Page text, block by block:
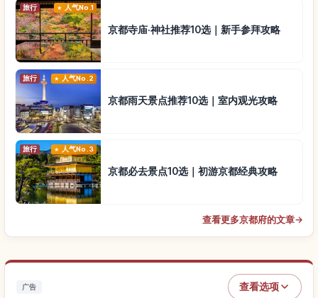
旅行 人气No.1
京都寺庙·神社推荐10选｜新手参拜攻略
旅行 人气No.2
京都雨天景点推荐10选｜室内观光攻略
旅行 人气No.3
京都必去景点10选｜初游京都经典攻略
查看更多京都府的文章→
广告 查看选项